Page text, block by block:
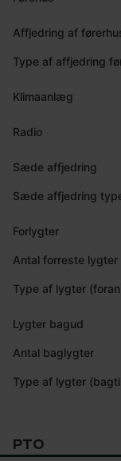
Affjedring af
Type af affjedring
Klimaanlæg
Radio
Sæde affjedring
Sæde affjedring
Forlygter
Antal forreste lygter
Type af lygter
Lygter bagud
Antal baglygter
Type af lygter
PTO